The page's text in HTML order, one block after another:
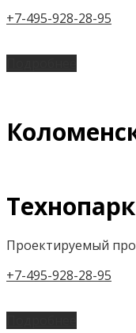
+7-495-928-28-95
Технопарк
Проектируемый
+7-495-928-28-95